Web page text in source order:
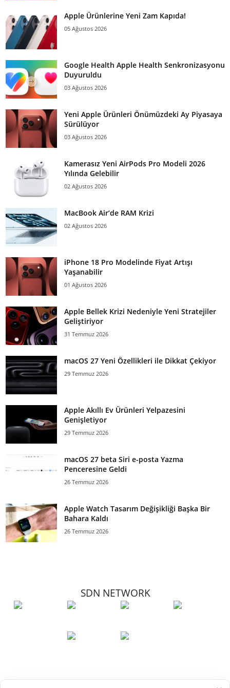
Apple Ürünlerine Yeni Zam Kapıda!
05 Ağustos 2026
Google Health Apple Health Senkronizasyonu
Duyuruldu
03 Ağustos 2026
Yeni Apple Ürünleri Önümüzdeki Ay Piyasaya
Sürülüyor
03 Ağustos 2026
Kamerasız Yeni AirPods Pro Modeli 2026
Yılında Gelebilir
02 Ağustos 2026
MacBook Air’de RAM Krizi
02 Ağustos 2026
iPhone 18 Pro Modelinde Fiyat Artışı
Yaşanabilir
01 Ağustos 2026
Apple Bellek Krizi Nedeniyle Yeni Stratejiler
Geliştiriyor
31 Temmuz 2026
macOS 27 Yeni Özellikleri ile Dikkat Çekiyor
29 Temmuz 2026
Apple Akıllı Ev Ürünleri Yelpazesini
Genişletiyor
29 Temmuz 2026
macOS 27 beta Siri e-posta Yazma
Penceresine Geldi
26 Temmuz 2026
Apple Watch Tasarım Değişikliği Başka Bir
Bahara Kaldı
26 Temmuz 2026
SDN NETWORK